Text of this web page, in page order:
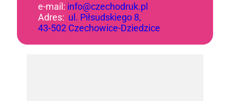
e-mail: info@czechodruk.pl
Adres: ul. Piłsudskiego 8,
43-502 Czechowice-Dziedzice